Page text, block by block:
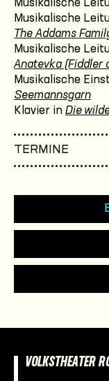
Musikalische
Musikalische
The Addams
Musikalische
Anatevka (Fiddler
Musikalische
Seemannsgarn
Klavier in Die
TERMINE
VOLKSTHEATER